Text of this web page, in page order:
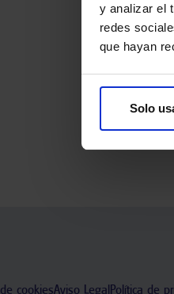
y analizar el
redes
que hayan
Solo
Tu opinión es
cookiesAviso LegalPolítica de